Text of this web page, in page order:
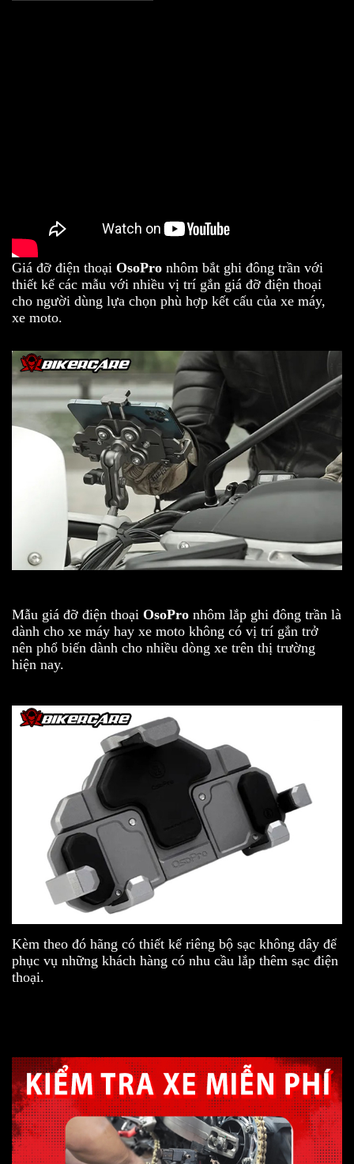
Giá đỡ điện thoại OsoPro nhôm bắt ghi đông trần với
thiết kế các mẫu với nhiều vị trí gắn giá đỡ điện thoại
cho người dùng lựa chọn phù hợp kết cấu của xe máy,
xe moto.
Mẫu giá đỡ điện thoại OsoPro nhôm lắp ghi đông trần là
dành cho xe máy hay xe moto không có vị trí gắn trở
nên phổ biến dành cho nhiều dòng xe trên thị trường
hiện nay.
Kèm theo đó hãng có thiết kế riêng bộ sạc không dây để
phục vụ những khách hàng có nhu cầu lắp thêm sạc điện
thoại.